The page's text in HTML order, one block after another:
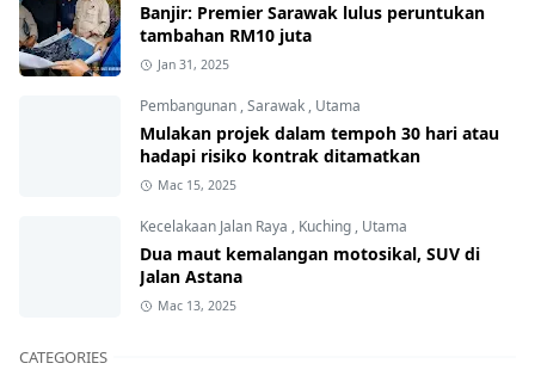
Banjir: Premier Sarawak lulus peruntukan
tambahan RM10 juta
Jan 31, 2025
Pembangunan ,Sarawak , Utama
Mulakan projek dalam tempoh 30 hari atau
hadapi risiko kontrak ditamatkan
Mac 15, 2025
Kecelakaan Jalan Raya , Kuching , Utama
Dua maut kemalangan motosikal, SUV di
Jalan Astana
Mac 13, 2025
CATEGORIES